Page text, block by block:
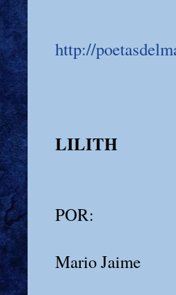
http://
LILITH
POR:
Mario Jaime